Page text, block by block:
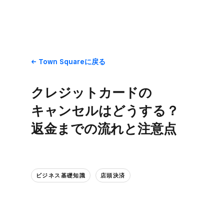
Town Squareに​戻る
クレジットカードの​
キャンセルは​どうする？​
返金までの​流れと​注意点
ビジネス基礎知識 店頭決済